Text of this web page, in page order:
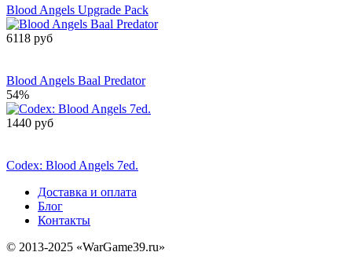
Blood Angels Upgrade Pack
6118 руб
Blood Angels Baal Predator
54%
1440 руб
Codex: Blood Angels 7ed.
Доставка и оплата
Блог
Контакты
© 2013-2025 «WarGame39.ru»